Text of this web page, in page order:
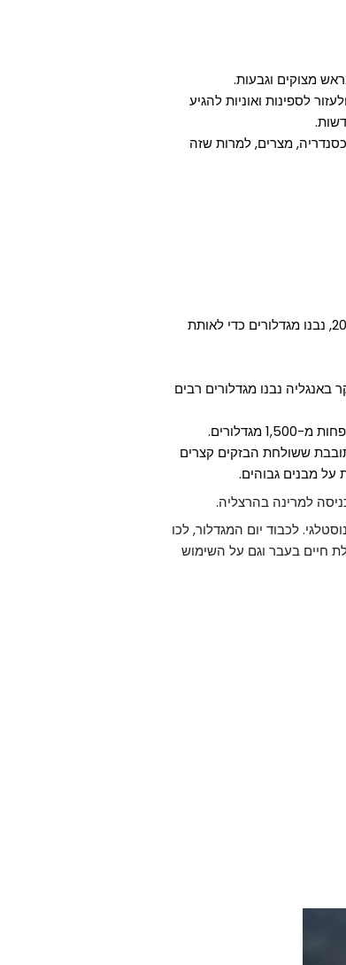
מצוקים וגבעות.
לספינות ואוניות להגיע
מצרים, למרות שזה
כשתחום התעופה החל להתפתח, בשנות ה-20 וה-30 של המאה ה-20, נבנו מגדלורים כדי לאותת
נבנו מגדלורים רבים
ששולחת הבזקים קצרים
על מבנים גבוהים.
למרינה בהרצליה.
לכבוד יום המגדלור, לכו
חיים בעבר וגם על השימוש